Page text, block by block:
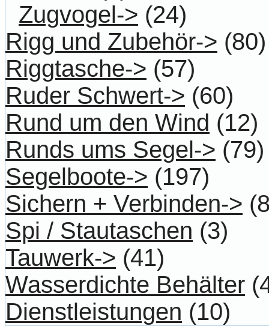
Zugvogel-> (24)
Rigg und Zubehör-> (80)
Riggtasche-> (57)
Ruder Schwert-> (60)
Rund um den Wind (12)
Runds ums Segel-> (79)
Segelboote-> (197)
Sichern + Verbinden->
Spi / Stautaschen (3)
Tauwerk-> (41)
Wasserdichte Behälter
Dienstleistungen (10)